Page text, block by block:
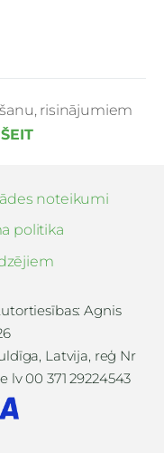
risinājumiem
ŠEIT
noteikumi
politika
Agnis
Latvija, reģ Nr
lv 00 371 29224543